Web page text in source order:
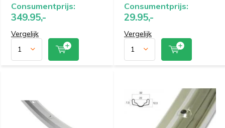
Consumentprijs:
349.95,-
Vergelijk
Consumentprijs:
29.95,-
Vergelijk